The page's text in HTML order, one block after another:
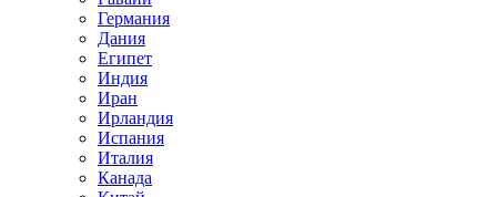
Германия
Дания
Египет
Индия
Иран
Ирландия
Испания
Италия
Канада